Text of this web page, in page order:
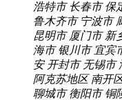
浩特市 长春市 保
鲁木齐市 宁波市
昆明市 厦门市 新
海市 银川市 宜宾
安 开封市 无锡市
阿克苏地区 南开
聊城市 衡阳市 铜